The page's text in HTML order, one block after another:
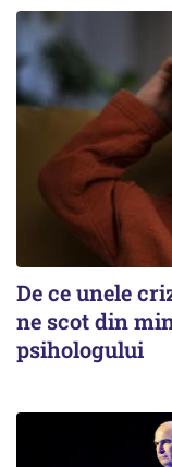
De ce unele
ne scot din
psihologului